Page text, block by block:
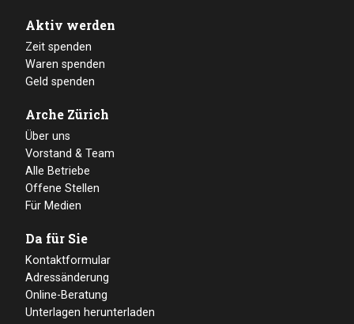
Aktiv werden
Zeit spenden
Waren spenden
Geld spenden
Arche Zürich
Über uns
Vorstand & Team
Alle Betriebe
Offene Stellen
Für Medien
Da für Sie
Kontaktformular
Adressänderung
Online-Beratung
Unterlagen herunterladen